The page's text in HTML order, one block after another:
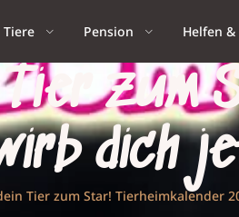
Tiere Pension Helfen &
Tier zum
dich
Tier zum Star! Tierheimkalender